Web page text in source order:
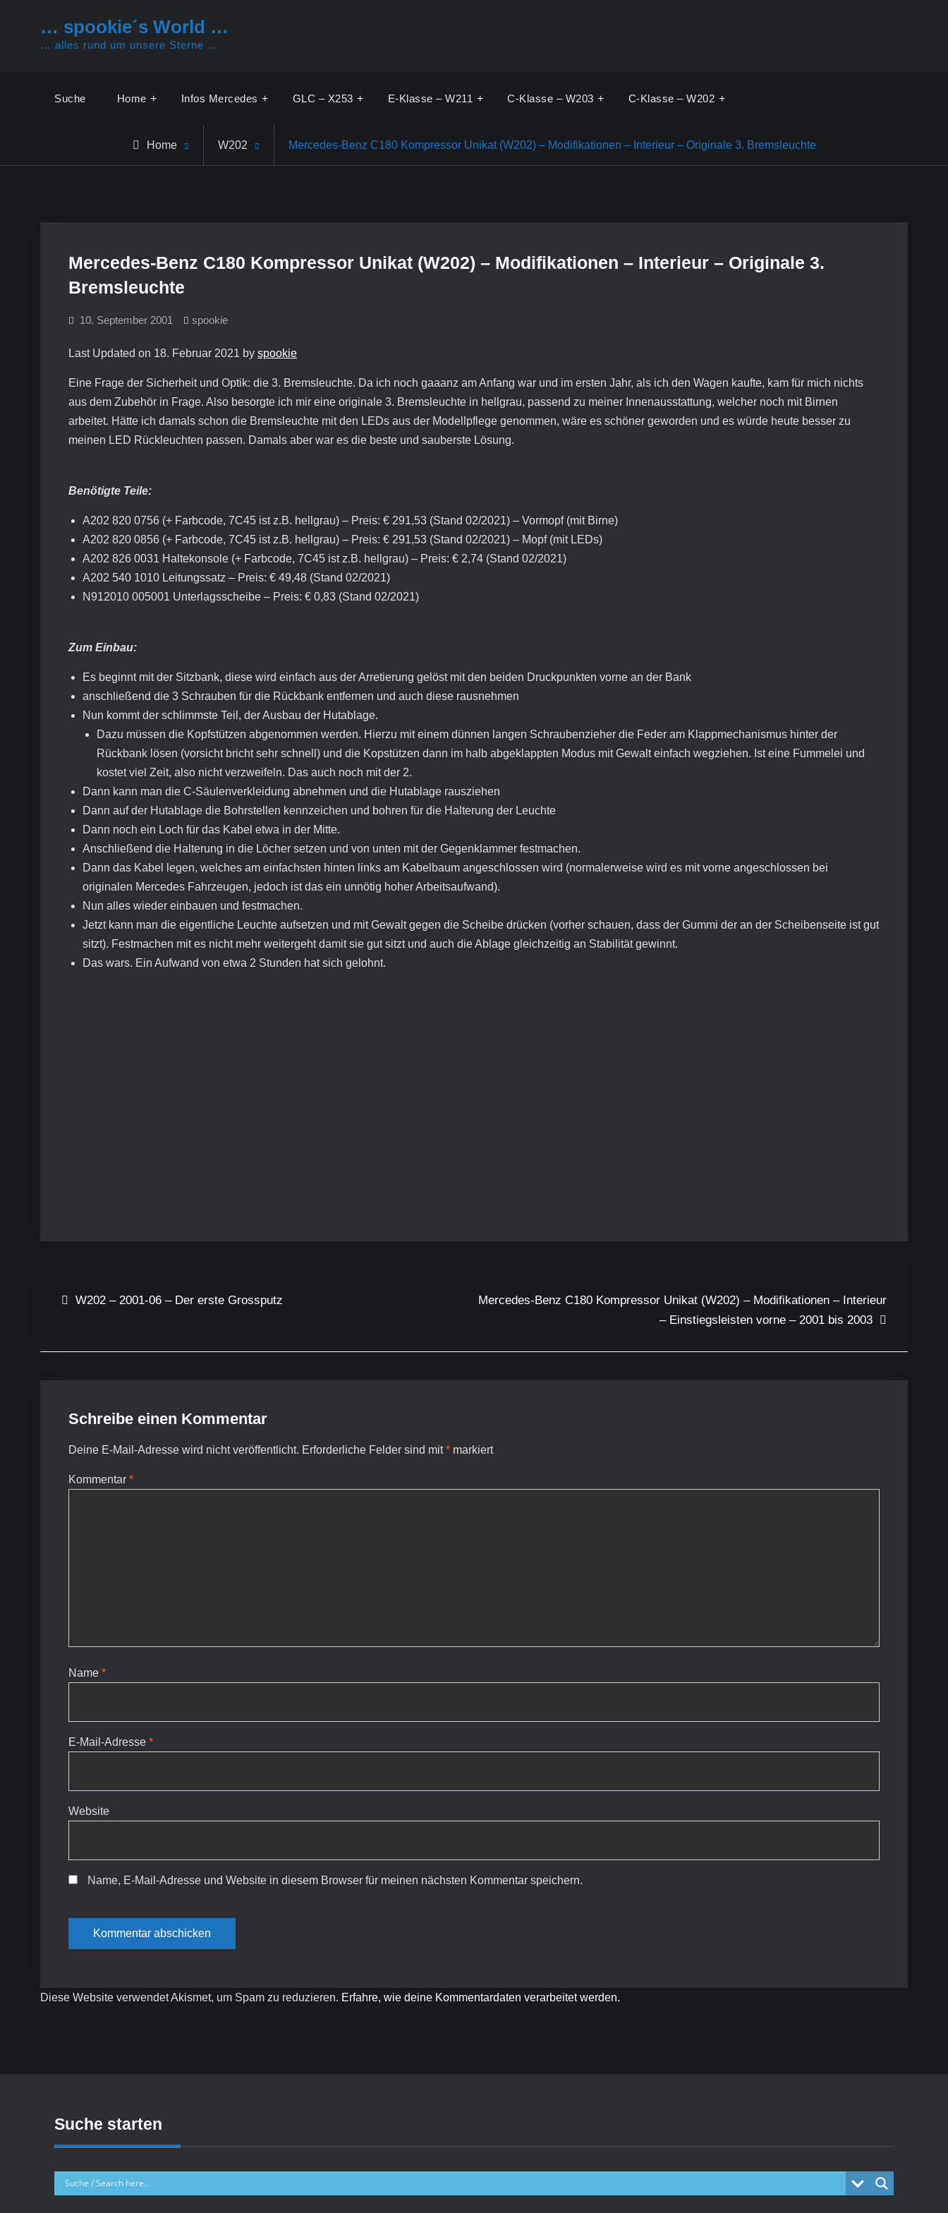
… spookie´s World …
… alles rund um unsere Sterne …
Suche Home Infos Mercedes GLC – X253 E-Klasse – W211 C-Klasse – W203 C-Klasse – W202
Home W202 Mercedes-Benz C180 Kompressor Unikat (W202) – Modifikationen – Interieur – Originale 3. Bremsleuchte
Mercedes-Benz C180 Kompressor Unikat (W202) – Modifikationen – Interieur – Originale 3.
Bremsleuchte
10. September 2001 spookie
Last Updated on 18. Februar 2021 by spookie
Eine Frage der Sicherheit und Optik: die 3. Bremsleuchte. Da ich noch gaaanz am Anfang war und im ersten Jahr, als ich den Wagen kaufte, kam für mich nichts
aus dem Zubehör in Frage. Also besorgte ich mir eine originale 3. Bremsleuchte in hellgrau, passend zu meiner Innenausstattung, welcher noch mit Birnen
arbeitet. Hätte ich damals schon die Bremsleuchte mit den LEDs aus der Modellpflege genommen, wäre es schöner geworden und es würde heute besser zu
meinen LED Rückleuchten passen. Damals aber war es die beste und sauberste Lösung.
Benötigte Teile:
A202 820 0756 (+ Farbcode, 7C45 ist z.B. hellgrau) – Preis: € 291,53 (Stand 02/2021) – Vormopf (mit Birne)
A202 820 0856 (+ Farbcode, 7C45 ist z.B. hellgrau) – Preis: € 291,53 (Stand 02/2021) – Mopf (mit LEDs)
A202 826 0031 Haltekonsole (+ Farbcode, 7C45 ist z.B. hellgrau) – Preis: € 2,74 (Stand 02/2021)
A202 540 1010 Leitungssatz – Preis: € 49,48 (Stand 02/2021)
N912010 005001 Unterlagsscheibe – Preis: € 0,83 (Stand 02/2021)
Zum Einbau:
Es beginnt mit der Sitzbank, diese wird einfach aus der Arretierung gelöst mit den beiden Druckpunkten vorne an der Bank
anschließend die 3 Schrauben für die Rückbank entfernen und auch diese rausnehmen
Nun kommt der schlimmste Teil, der Ausbau der Hutablage.
Dazu müssen die Kopfstützen abgenommen werden. Hierzu mit einem dünnen langen Schraubenzieher die Feder am Klappmechanismus hinter der
Rückbank lösen (vorsicht bricht sehr schnell) und die Kopstützen dann im halb abgeklappten Modus mit Gewalt einfach wegziehen. Ist eine Fummelei und
kostet viel Zeit, also nicht verzweifeln. Das auch noch mit der 2.
Dann kann man die C-Säulenverkleidung abnehmen und die Hutablage rausziehen
Dann auf der Hutablage die Bohrstellen kennzeichen und bohren für die Halterung der Leuchte
Dann noch ein Loch für das Kabel etwa in der Mitte.
Anschließend die Halterung in die Löcher setzen und von unten mit der Gegenklammer festmachen.
Dann das Kabel legen, welches am einfachsten hinten links am Kabelbaum angeschlossen wird (normalerweise wird es mit vorne angeschlossen bei
originalen Mercedes Fahrzeugen, jedoch ist das ein unnötig hoher Arbeitsaufwand).
Nun alles wieder einbauen und festmachen.
Jetzt kann man die eigentliche Leuchte aufsetzen und mit Gewalt gegen die Scheibe drücken (vorher schauen, dass der Gummi der an der Scheibenseite ist gut
sitzt). Festmachen mit es nicht mehr weitergeht damit sie gut sitzt und auch die Ablage gleichzeitig an Stabilität gewinnt.
Das wars. Ein Aufwand von etwa 2 Stunden hat sich gelohnt.
Beitragsnavigation
W202 – 2001-06 – Der erste Grossputz
Mercedes-Benz C180 Kompressor Unikat (W202) – Modifikationen – Interieur
– Einstiegsleisten vorne – 2001 bis 2003
Schreibe einen Kommentar
Deine E-Mail-Adresse wird nicht veröffentlicht. Erforderliche Felder sind mit* markiert
Kommentar *
Name *
E-Mail-Adresse *
Website
Name, E-Mail-Adresse und Website in diesem Browser für meinen nächsten Kommentar speichern.
Diese Website verwendet Akismet, um Spam zu reduzieren. Erfahre, wie deine Kommentardaten verarbeitet werden.
Suche starten